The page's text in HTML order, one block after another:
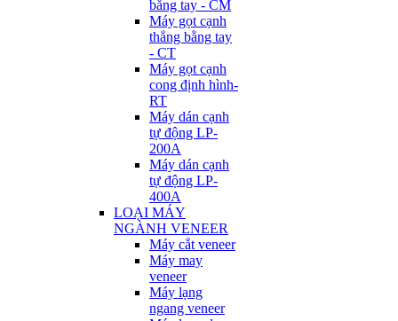
bằng tay - CM
Máy gọt cạnh
thẳng bằng tay
- CT
Máy gọt cạnh
cong định hình-
RT
Máy dán cạnh
tự động LP-
200A
Máy dán cạnh
tự động LP-
400A
LOẠI MÁY
NGÀNH VENEER
Máy cắt veneer
Máy may
veneer
Máy lạng
ngang veneer